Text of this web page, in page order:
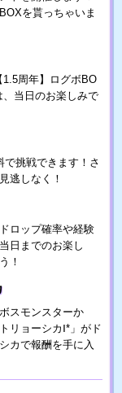
を貰っちゃいま
周年】ログボBO
当日のお楽しみで
挑戦できます！さ
逃しなく！
ロップ確率や経験
日までのお楽し
！
スモンスターか
リョーシカⅠ*」がド
カで報酬を手に入